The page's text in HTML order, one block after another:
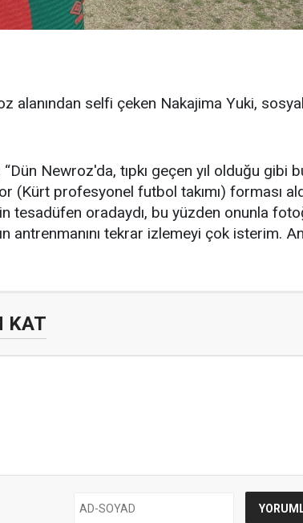
alanından selfi çeken Nakajima Yuki,
Newroz'da, tıpkı geçen yıl olduğu gibi
(Kürt profesyonel futbol takımı) forması
tesadüfen oradaydı, bu yüzden onunla
antrenmanını tekrar izlemeyi çok isterim.
KAT